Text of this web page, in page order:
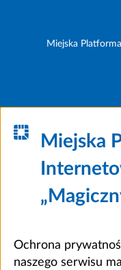
Miejska
Miejska
Ochrona
naszego serwisu